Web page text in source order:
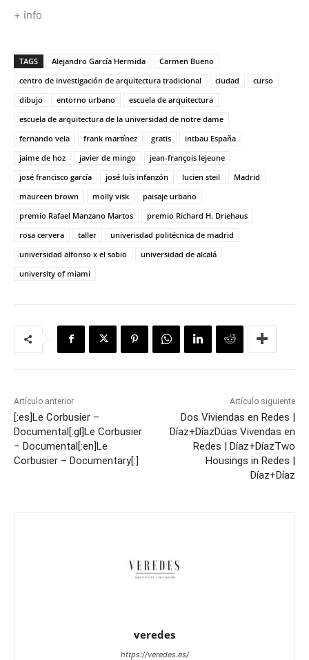
+ info
TAGS Alejandro García Hermida
Carmen Bueno
centro de investigación de arquitectura tradicional
ciudad
curso
dibujo
entorno urbano
escuela de arquitectura
escuela de arquitectura de la universidad de notre dame
fernando vela
frank martínez gratis
intbau España
jaime de hoz
javier de mingo
jean-françois lejeune
josé francisco garcía
josé luís infanzón lucien steil
Madrid
maureen brown
molly visk
paisaje urbano
premio Rafael Manzano Martos
premio Richard H. Driehaus
rosa cervera
taller
univerisdad politécnica de madrid
universidad alfonso x el sabio
universidad de alcalá
university of miami
Artículo anterior
[:es]Le Corbusier –
Documental[:gl]Le Corbusier
– Documental[:en]Le
Corbusier – Documentary[:]
Artículo siguiente
Dos Viviendas en Redes |
Díaz+DíazDúas Vivendas en
Redes | Díaz+DíazTwo
Housings in Redes |
Díaz+Díaz
veredes
https://veredes.es/